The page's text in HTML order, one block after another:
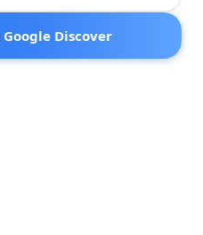
Discover